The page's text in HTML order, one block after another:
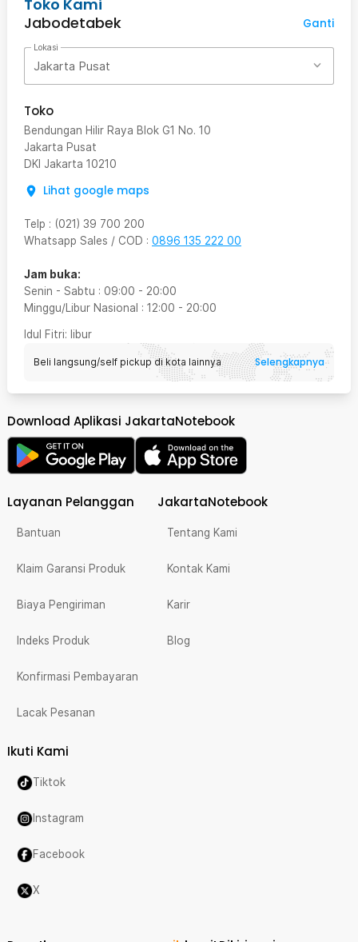
Toko Kami
Jabodetabek
Ganti
Lokasi
Jakarta Pusat
Toko
Bendungan Hilir Raya Blok G1 No. 10
Jakarta Pusat
DKI Jakarta 10210
Lihat google maps
Telp : (021) 39 700 200
Whatsapp Sales / COD : 0896 135 222 00
Jam buka:
Senin - Sabtu : 09:00 - 20:00
Minggu/Libur Nasional : 12:00 - 20:00
Idul Fitri: libur
Beli langsung/self pickup di kota lainnya Selengkapnya
Download Aplikasi JakartaNotebook
Layanan Pelanggan
Bantuan
Klaim Garansi Produk
Biaya Pengiriman
Indeks Produk
Konfirmasi Pembayaran
Lacak Pesanan
JakartaNotebook
Tentang Kami
Kontak Kami
Karir
Blog
Ikuti Kami
Tiktok
Instagram
Facebook
X